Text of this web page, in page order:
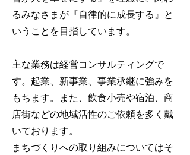
るみなさまが『自律的に成長する』と
いうことを目指しています。
主な業務は経営コンサルティングで
す。起業、新事業、事業承継に強みを
もちます。また、飲食小売や宿泊、商
店街などの地域活性のご依頼を多く戴
いております。
まちづくりへの取り組みについてはそ